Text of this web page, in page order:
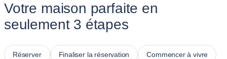
Votre maison parfaite en
seulement 3 étapes
Réserver Finaliser la réservation Commencer à vivre